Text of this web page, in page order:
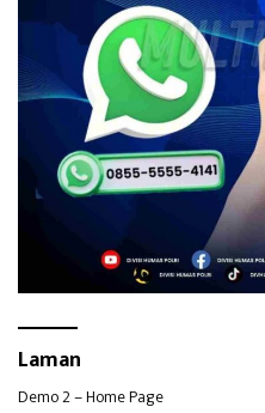
Laman
Demo 2 – Home Page